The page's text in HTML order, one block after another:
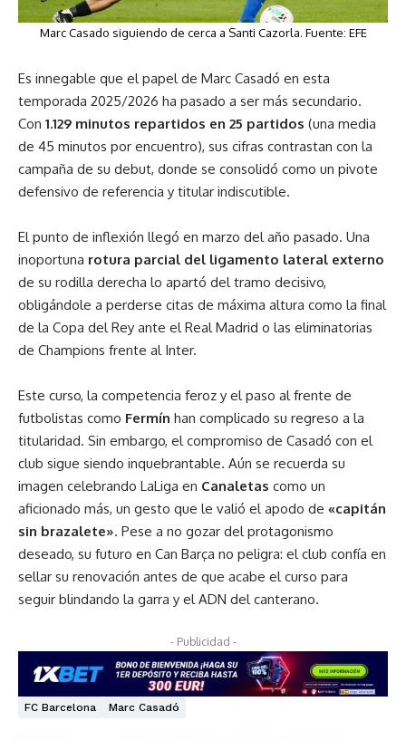
Marc Casado siguiendo de cerca a Santi Cazorla. Fuente: EFE
Es innegable que el papel de Marc Casadó en esta
temporada 2025/2026 ha pasado a ser más secundario.
Con 1.129 minutos repartidos en 25 partidos (una media
de 45 minutos por encuentro), sus cifras contrastan con la
campaña de su debut, donde se consolidó como un pivote
defensivo de referencia y titular indiscutible.
El punto de inflexión llegó en marzo del año pasado. Una
inoportuna rotura parcial del ligamento lateral externo
de su rodilla derecha lo apartó del tramo decisivo,
obligándole a perderse citas de máxima altura como la final
de la Copa del Rey ante el Real Madrid o las eliminatorias
de Champions frente al Inter.
Este curso, la competencia feroz y el paso al frente de
futbolistas como Fermín han complicado su regreso a la
titularidad. Sin embargo, el compromiso de Casadó con el
club sigue siendo inquebrantable. Aún se recuerda su
imagen celebrando LaLiga en Canaletas como un
aficionado más, un gesto que le valió el apodo de «capitán
sin brazalete». Pese a no gozar del protagonismo
deseado, su futuro en Can Barça no peligra: el club confía en
sellar su renovación antes de que acabe el curso para
seguir blindando la garra y el ADN del canterano.
- Publicidad -
FC Barcelona Marc Casadó